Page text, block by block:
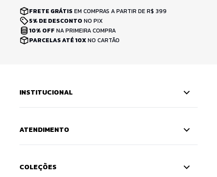
FRETE GRÁTIS EM COMPRAS A PARTIR DE R$ 399
5% DE DESCONTO NO PIX
10% OFF NA PRIMEIRA COMPRA
PARCELAS ATÉ 10XNO CARTÃO
INSTITUCIONAL
ATENDIMENTO
COLEÇÕES